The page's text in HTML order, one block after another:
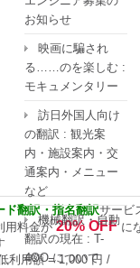
ド翻訳・指名翻訳サービ
用料金が20% OFFに
利用額 = 1,000 円 /
お知らせ
映画に騙され
る……のを楽しむ :
モキュメンタリー
訪日外国人向け
の翻訳 : 観光案
内・施設案内・交
通案内・メニュー
など
機械翻訳・自動
翻訳の現在 : T-
4OO について